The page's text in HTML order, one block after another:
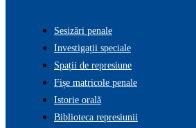
Sesizări penale
Investigații speciale
Spații de represiune
Fișe matricole penale
Istorie orală
Biblioteca represiunii